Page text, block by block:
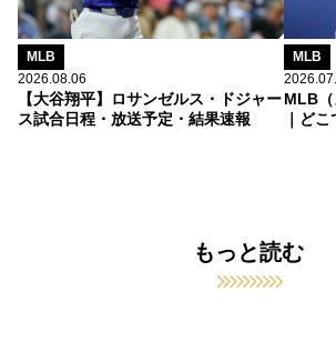
MLB
2026.08.06
【大谷翔平】ロサンゼルス・ドジャー
ス試合日程・放送予定・結果速報
MLB
MLB
｜ど
もっと読む